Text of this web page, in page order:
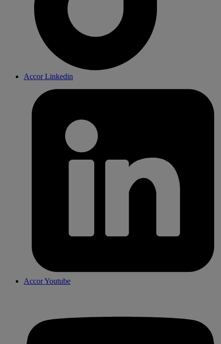
Accor Linkedin
Accor Youtube